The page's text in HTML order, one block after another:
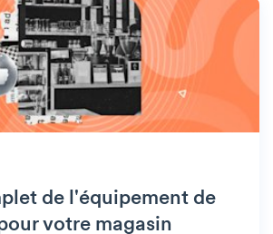
de l'équipement de
votre magasin